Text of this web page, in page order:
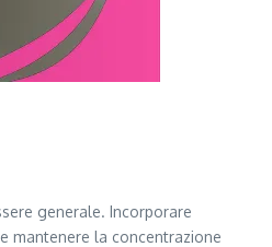
generale. Incorporare
mantenere la concentrazione